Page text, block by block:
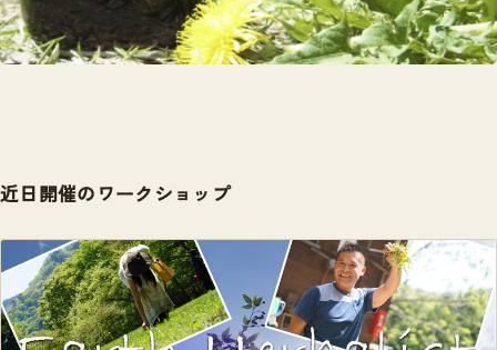
近日開催のワークショップ